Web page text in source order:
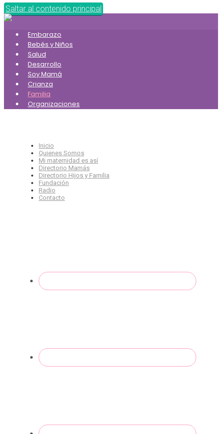
Saltar al contenido principal
Embarazo
Bebés y Niños
Salud
Desarrollo
Soy Mamá
Crianza
Familia
Organizaciones
Inicio
Quienes Somos
Mi maternidad es así
Directorio Mamás
Directorio Hijos y Familia
Fundación
Radio
Contacto